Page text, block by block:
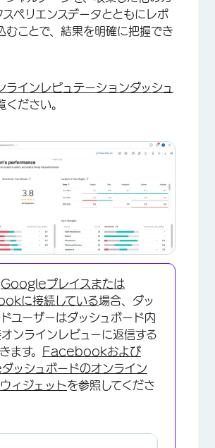
×
スペリエンスデータとともにレポ
むことで、結果を明確に把握でき
ラインレピュテーションダッシュ
ください。
Googleプレイスまたは
に接続している場合、ダッ
ユーザーはダッシュボード内
ンラインレビューに返信する
ます。
Facebookおよび
ッシュボードのオンライン
ウィジェットを参照してくださ